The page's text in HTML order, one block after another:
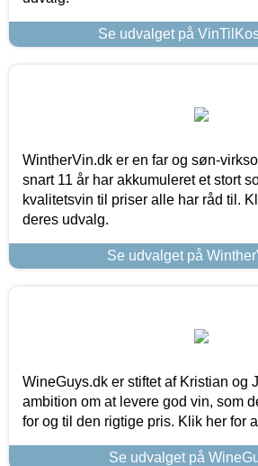
Se udvalget på
WintherVin.dk er en far og søn-
snart 11 år har akkumuleret et stort
kvalitetsvin til priser alle har råd til.
deres udvalg.
Se udvalget på
WineGuys.dk er stiftet af Kristian og
ambition om at levere god vin, som
for og til den rigtige pris. Klik her for
Se udvalget på